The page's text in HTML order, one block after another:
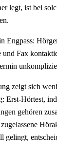
legt, ist bei
Engpass:
Fax
zeigt sich
Erst-Hörtest,
gehören
gelingt,